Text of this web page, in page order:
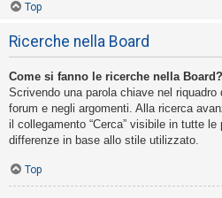
Top
Ricerche nella Board
Come si fanno le ricerche nella Board?
Scrivendo una parola chiave nel riquadro
forum e negli argomenti. Alla ricerca
il collegamento “Cerca” visibile in tutte
differenze in base allo stile utilizzato.
Top